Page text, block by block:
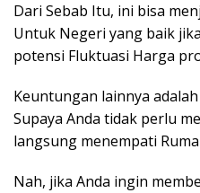
Dari Sebab Itu, ini bisa
Untuk Negeri yang baik
potensi Fluktuasi Harga
Keuntungan lainnya
Supaya Anda tidak perlu
langsung menempati
Nah, jika Anda ingin